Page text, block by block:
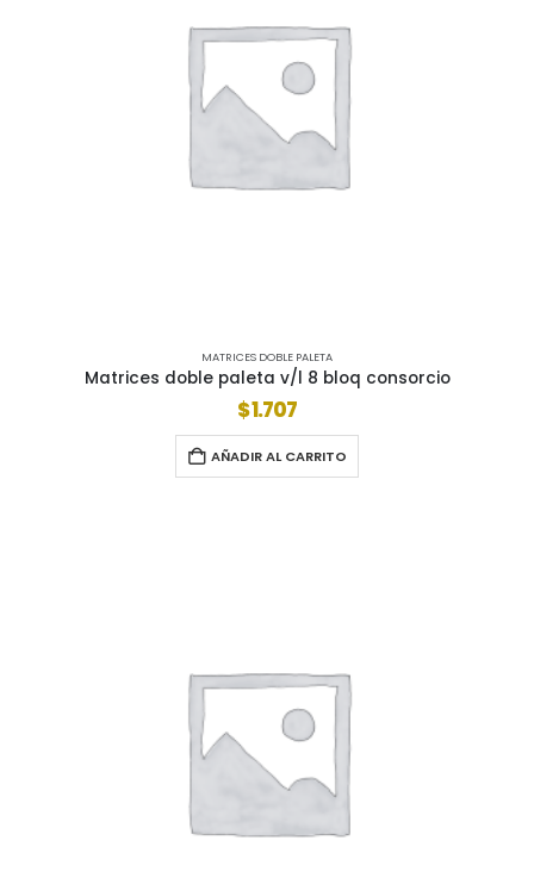
MATRICES DOBLE PALETA
Matrices doble paleta v/l 8 bloq consorcio
$1.707
AÑADIR AL CARRITO